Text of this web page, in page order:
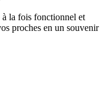
à la fois fonctionnel et
proches en un souvenir